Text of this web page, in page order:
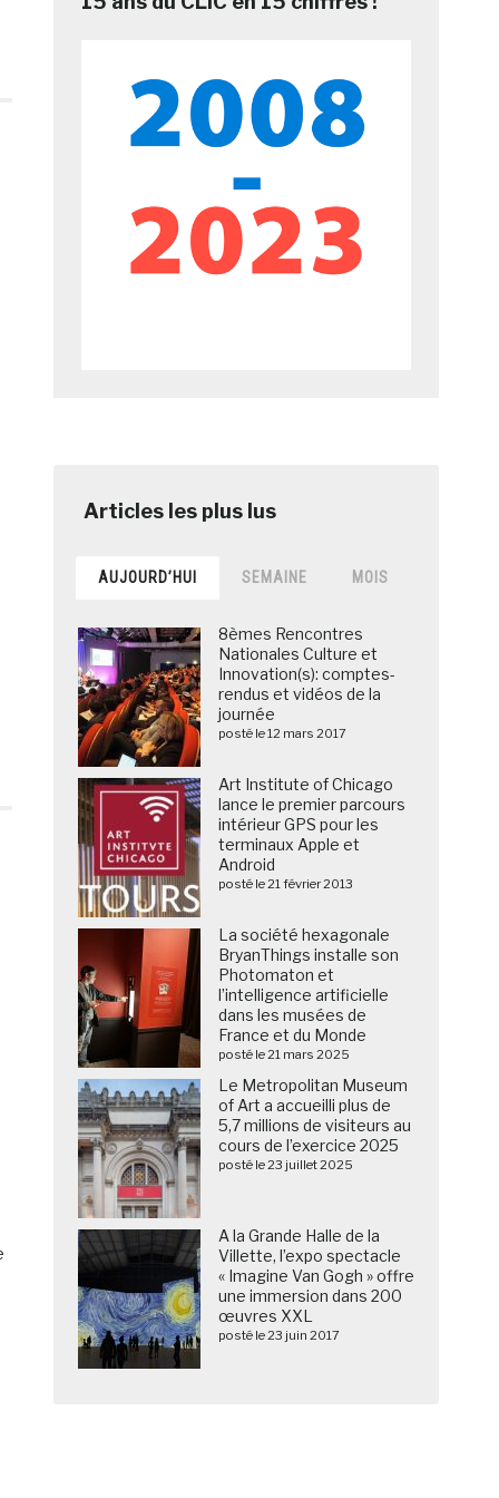
AUJOURD’HUI SEMAINE MOIS
8èmes Rencontres
Nationales Culture et
Innovation(s): comptes-
rendus et vidéos de la
journée
posté le 12 mars 2017
Art Institute of Chicago
lance le premier parcours
intérieur GPS pour les
terminaux Apple et
Android
posté le 21 février 2013
La société hexagonale
BryanThings installe son
Photomaton et
l’intelligence artificielle
dans les musées de
France et du Monde
posté le 21 mars 2025
Le Metropolitan Museum
of Art a accueilli plus de
5,7 millions de visiteurs au
cours de l’exercice 2025
posté le 23 juillet 2025
A la Grande Halle de la
Villette, l’expo spectacle
« Imagine Van Gogh » offre
une immersion dans 200
œuvres XXL
posté le 23 juin 2017